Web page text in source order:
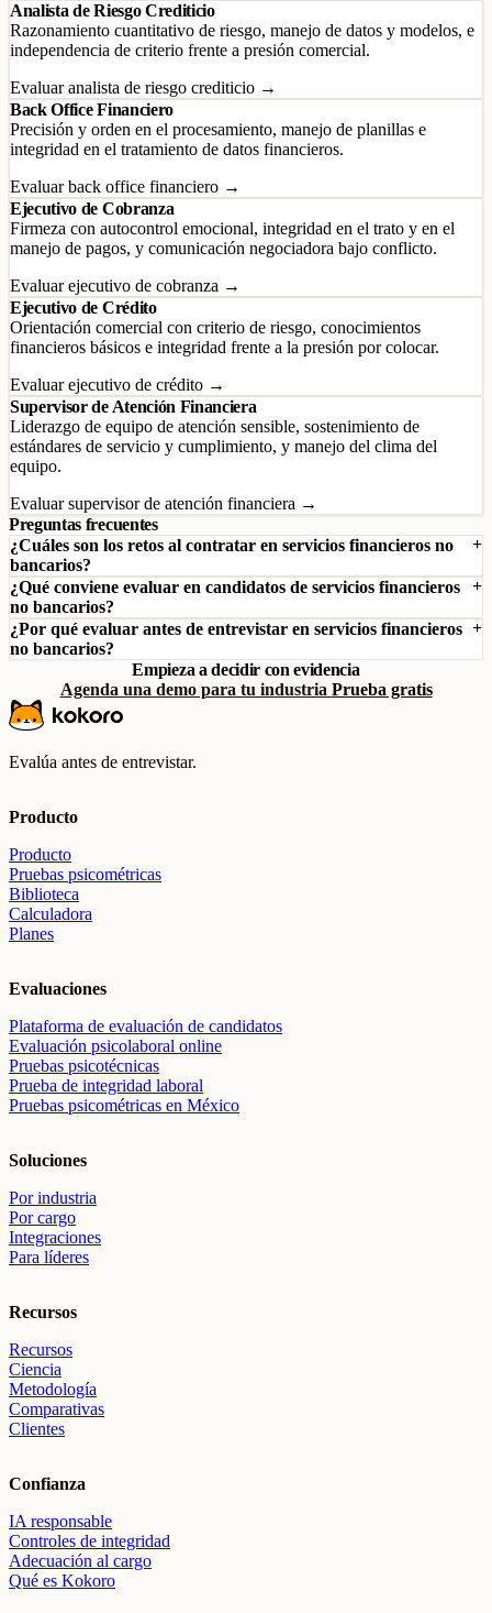
Analista de Riesgo Crediticio
Razonamiento cuantitativo de riesgo, manejo de datos y modelos, e
independencia de criterio frente a presión comercial.
Evaluar analista de riesgo crediticio →
Back Office Financiero
Precisión y orden en el procesamiento, manejo de planillas e
integridad en el tratamiento de datos financieros.
Evaluar back office financiero →
Ejecutivo de Cobranza
Firmeza con autocontrol emocional, integridad en el trato y en el
manejo de pagos, y comunicación negociadora bajo conflicto.
Evaluar ejecutivo de cobranza →
Ejecutivo de Crédito
Orientación comercial con criterio de riesgo, conocimientos
financieros básicos e integridad frente a la presión por colocar.
Evaluar ejecutivo de crédito →
Supervisor de Atención Financiera
Liderazgo de equipo de atención sensible, sostenimiento de
estándares de servicio y cumplimiento, y manejo del clima del
equipo.
Evaluar supervisor de atención financiera →
Preguntas frecuentes
¿Cuáles son los retos al contratar en servicios financieros no
bancarios?
¿Qué conviene evaluar en candidatos de servicios financieros
no bancarios?
¿Por qué evaluar antes de entrevistar en servicios financieros
no bancarios?
Empieza a decidir con evidencia
Agenda una demo para tu industria Prueba gratis
Evalúa antes de entrevistar.
Producto
Producto
Pruebas psicométricas
Biblioteca
Calculadora
Planes
Evaluaciones
Plataforma de evaluación de candidatos
Evaluación psicolaboral online
Pruebas psicotécnicas
Prueba de integridad laboral
Pruebas psicométricas en México
Soluciones
Por industria
Por cargo
Integraciones
Para líderes
Recursos
Recursos
Ciencia
Metodología
Comparativas
Clientes
Confianza
IA responsable
Controles de integridad
Adecuación al cargo
Qué es Kokoro